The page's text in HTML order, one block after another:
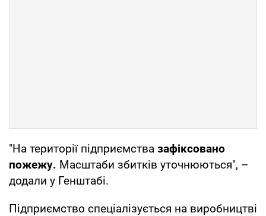
"На території підприємства зафіксовано
пожежу. Масштаби збитків уточнюються", –
додали у Генштабі.
Підприємство спеціалізується на виробництві